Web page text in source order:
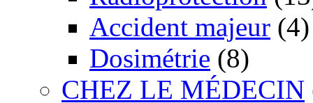
Accident majeur (4)
Dosimétrie (8)
CHEZ LE MÉDECIN